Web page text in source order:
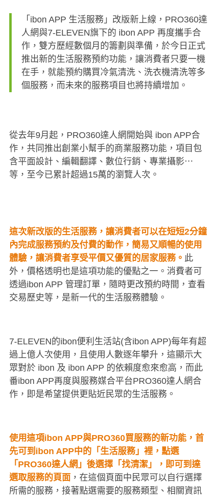
「ibon APP 生活服務」改版新上線，PRO360達
人網與7-ELEVEN旗下的 ibon APP 再度攜手合
作，雙方歷經數個月的籌劃與準備，於今日正式
推出新的生活服務預約功能，讓消費者只要一機
在手，就能預約購買冷氣清洗、洗衣機清洗等多
個服務，而未來的服務項目也將持續增加。
從去年9月起，PRO360達人網開始與 ibon APP合
作，共同推出創業小幫手的商業服務功能，項目包
含平面設計、編輯翻譯、數位行銷、專業攝影⋯
等，至今已累計超過15萬的瀏覽人次。
這次新改版的生活服務，讓消費者可以在短短2分鐘
內完成服務預約及付費的動作，簡易又順暢的使用
體驗，讓消費者享受平價又優質的居家服務。 此
外，價格透明也是這項功能的優點之一。消費者可
透過ibon APP 管理訂單，隨時更改預約時間，查看
交易歷史等，是新一代的生活服務體驗。
7-ELEVEN的ibon便利生活站(含ibon APP)每年有超
過上億人次使用，且使用人數逐年攀升，這顯示大
眾對於 ibon 及 ibon APP 的依賴度愈來愈高，而此
番ibon APP再度與服務媒合平台PRO360達人網合
作，即是希望提供更貼近民眾的生活服務。
使用這項ibon APP與PRO360買服務的新功能，首
先可到ibon APP中的「生活服務」裡，點選
「PRO360達人網」後選擇「找清潔」，即可到達
選取服務的頁面 ，在這個頁面中民眾可以自行選擇
所需的服務，接著點選需要的服務類型、相關資訊